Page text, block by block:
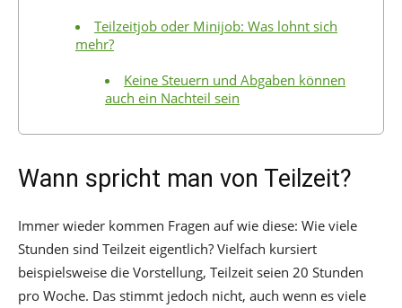
Teilzeitjob oder Minijob: Was lohnt sich
mehr?
Keine Steuern und Abgaben können
auch ein Nachteil sein
Wann spricht man von Teilzeit?
Immer wieder kommen Fragen auf wie diese: Wie viele
Stunden sind Teilzeit eigentlich? Vielfach kursiert
beispielsweise die Vorstellung, Teilzeit seien 20 Stunden
pro Woche. Das stimmt jedoch nicht, auch wenn es viele